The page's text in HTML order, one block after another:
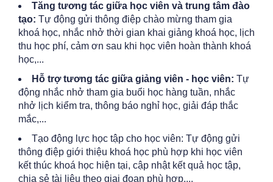
Tăng tương tác giữa học viên và trung tâm đào
tạo: Tự động gửi thông điệp chào mừng tham gia
khoá học, nhắc nhở thời gian khai giảng khoá học, lịch
thu học phí, cảm ơn sau khi học viên hoàn thành khoá
học,...
Hỗ trợ tương tác giữa giảng viên - học viên: Tự
động nhắc nhở tham gia buổi học hàng tuần, nhắc
nhở lịch kiểm tra, thông báo nghỉ học, giải đáp thắc
mắc,...
Tạo động lực học tập cho học viên: Tự động gửi
thông điệp giới thiệu khoá học phù hợp khi học viên
kết thúc khoá học hiện tại, cập nhật kết quả học tập,
chia sẻ tài liệu theo giai đoạn phù hợp,...